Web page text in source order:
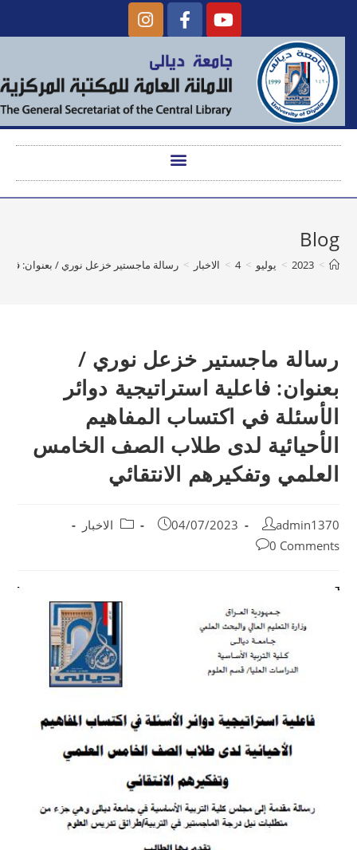
Blog
>
2023
> يوليو >
4
> الاخبار > رسالة ماجستير خزعل نوري / بعنوان: فاعلية
رسالة ماجستير خزعل نوري /
بعنوان: فاعلية استراتيجية دوائر
الأسئلة في اكتساب المفاهيم
الأحيائية لدى طلاب الصف الخامس
العلمي وتفكيرهم الانتقائي
admin1370
04/07/2023
الاخبار
0 Comments